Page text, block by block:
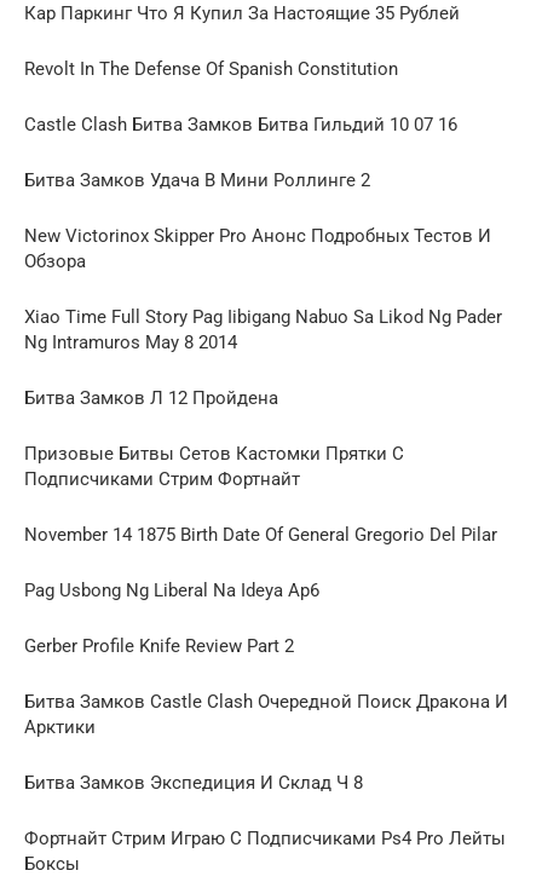
Кар Паркинг Что Я Купил За Настоящие 35 Рублей
Revolt In The Defense Of Spanish Constitution
Castle Clash Битва Замков Битва Гильдий 10 07 16
Битва Замков Удача В Мини Роллинге 2
New Victorinox Skipper Pro Анонс Подробных Тестов И
Обзора
Xiao Time Full Story Pag Iibigang Nabuo Sa Likod Ng Pader
Ng Intramuros May 8 2014
Битва Замков Л 12 Пройдена
Призовые Битвы Сетов Кастомки Прятки С
Подписчиками Стрим Фортнайт
November 14 1875 Birth Date Of General Gregorio Del Pilar
Pag Usbong Ng Liberal Na Ideya Ap6
Gerber Profile Knife Review Part 2
Битва Замков Castle Clash Очередной Поиск Дракона И
Арктики
Битва Замков Экспедиция И Склад Ч 8
Фортнайт Стрим Играю С Подписчиками Ps4 Pro Лейты
Боксы